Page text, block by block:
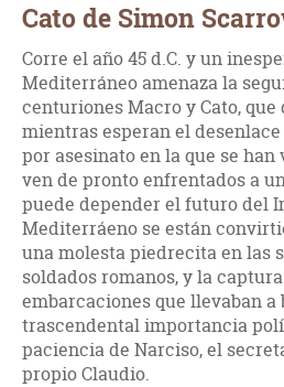
Cato de Simon
Corre el año 45 d.C. y un
Mediterráneo amenaza la
centuriones Macro y Cato,
mientras esperan el
por asesinato en la que se
ven de pronto enfrentados a
puede depender el futuro del
Mediterráeno se están
una molesta piedrecita en las
soldados romanos, y la
embarcaciones que llevaban
trascendental importancia
paciencia de Narciso, el
propio Claudio.